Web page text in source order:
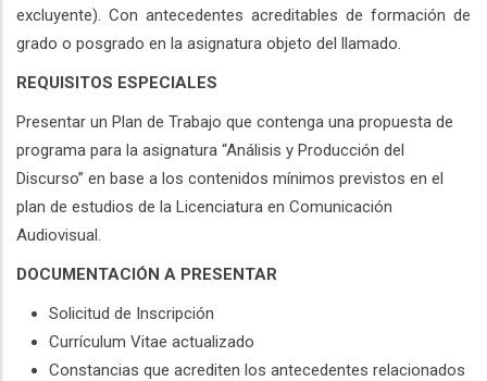
excluyente). Con antecedentes acreditables de formación de
grado o posgrado en la asignatura objeto del llamado.
REQUISITOS ESPECIALES
Presentar un Plan de Trabajo que contenga una propuesta de
programa para la asignatura “Análisis y Producción del
Discurso” en base a los contenidos mínimos previstos en el
plan de estudios de la Licenciatura en Comunicación
Audiovisual.
DOCUMENTACIÓN A PRESENTAR
Solicitud de Inscripción
Currículum Vitae actualizado
Constancias que acrediten los antecedentes relacionados